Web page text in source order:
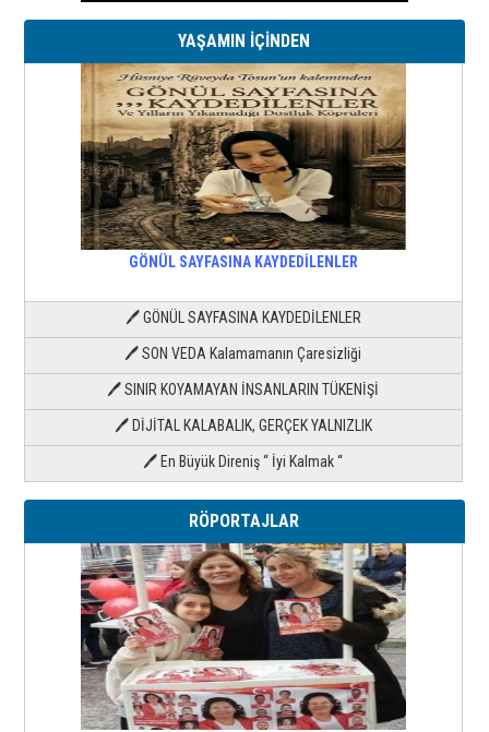
YAŞAMIN İÇİNDEN
GÖNÜL SAYFASINA KAYDEDİLENLER
🖊 GÖNÜL SAYFASINA KAYDEDİLENLER
🖊 SON VEDA Kalamamanın Çaresizliği
🖊 SINIR KOYAMAYAN İNSANLARIN TÜKENİŞİ
🖊 DİJİTAL KALABALIK, GERÇEK YALNIZLIK
🖊 En Büyük Direniş “ İyi Kalmak “
RÖPORTAJLAR